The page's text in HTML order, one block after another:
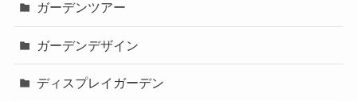
ガーデンツアー
ガーデンデザイン
ディスプレイガーデン